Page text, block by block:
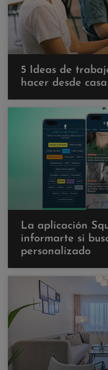
5 Ideas de
hacer desde casa
La aplicación
informarte si
personalizado